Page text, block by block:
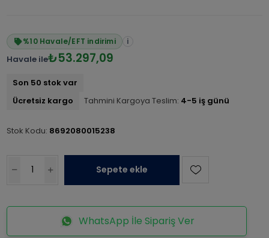
%10 Havale/EFT indirimi i
Havale ile₺53.297,09
Son 50 stok var
Ücretsiz kargo
Tahmini Kargoya Teslim: 4-5 iş günü
Stok Kodu: 8692080015238
Sepete ekle
WhatsApp İle Sipariş Ver